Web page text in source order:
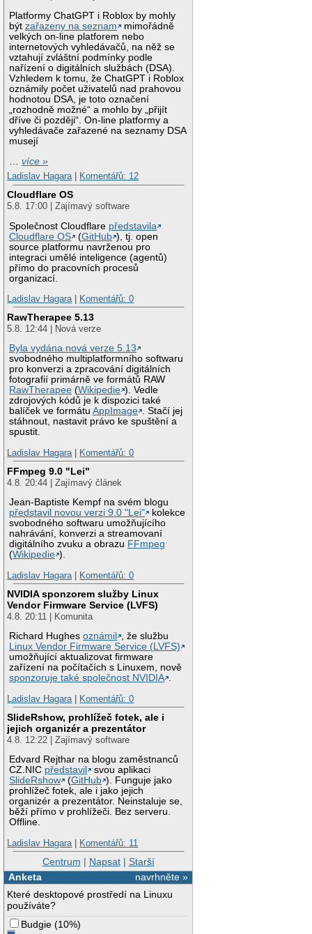
Platformy ChatGPT i Roblox by mohly
býtzařazeny na seznam
mimořádně
velkých on-line platforem nebo
internetových vyhledávačů, na něž se
vztahují zvláštní podmínky podle
nařízení o digitálních službách (DSA).
Vzhledem k tomu, že ChatGPT i Roblox
oznámily počet uživatelů nad prahovou
hodnotou DSA, je toto označení
„rozhodně možné“ a mohlo by „přijít
dříve či později“. On-line platformy a
vyhledávače zařazené na seznamy DSA
musejí
…více »
Ladislav Hagara| Komentářů: 12
Cloudflare OS
5.8. 17:00 | Zajímavý software
Společnost Cloudflare představila
Cloudflare OS
(GitHub ), tj. open
source platformu navrženou pro
integraci umělé inteligence (agentů)
přímo do pracovních procesů
organizací.
Ladislav Hagara| Komentářů: 0
RawTherapee 5.13
5.8. 12:44 | Nová verze
Byla vydána nová verze 5.13
svobodného multiplatformního softwaru
pro konverzi a zpracování digitálních
fotografií primárně ve formátů RAW
RawTherapee (Wikipedie ). Vedle
zdrojových kódů je k dispozici také
balíček ve formátuAppImage . Stačí jej
stáhnout, nastavit právo ke spuštění a
spustit.
Ladislav Hagara| Komentářů: 0
FFmpeg 9.0 "Lei"
4.8. 20:44 | Zajímavý článek
Jean-Baptiste Kempf na svém blogu
představil novou verzi 9.0 "Lei"
kolekce
svobodného softwaru umožňujícího
nahrávání, konverzi a streamovaní
digitálního zvuku a obrazu FFmpeg
(Wikipedie ).
Ladislav Hagara| Komentářů: 0
NVIDIA sponzorem služby Linux
Vendor Firmware Service (LVFS)
4.8. 20:11 | Komunita
Richard Hughesoznámil
, že službu
Linux Vendor Firmware Service (LVFS)
umožňující aktualizovat firmware
zařízení na počítačích s Linuxem, nově
sponzoruje také společnost NVIDIA .
Ladislav Hagara| Komentářů: 0
SlideRshow, prohlížeč fotek, ale i
jejich organizér a prezentátor
4.8. 12:22 | Zajímavý software
Edvard Rejthar na blogu zaměstnanců
CZ.NIC představil
svou aplikaci
SlideRshow
(GitHub ). Funguje jako
prohlížeč fotek, ale i jako jejich
organizér a prezentátor. Neinstaluje se,
běží přímo v prohlížeči. Bez serveru.
Offline.
Ladislav Hagara| Komentářů: 11
Centrum | Napsat| Starší
navrhněte »
Anketa
Které desktopové prostředí na Linuxu
používáte?
Budgie (10%)